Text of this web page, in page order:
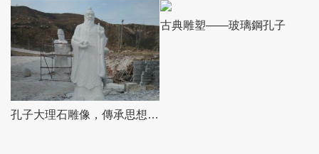
孔子大理石雕像，傳承思想教育
古典雕塑——玻璃鋼孔子